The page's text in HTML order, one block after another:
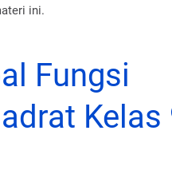
ini.
Fungsi
Kelas